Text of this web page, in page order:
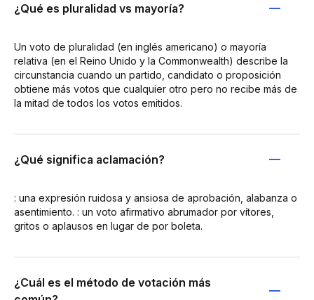
¿Qué es pluralidad vs mayoría?
Un voto de pluralidad (en inglés americano) o mayoría
relativa (en el Reino Unido y la Commonwealth) describe la
circunstancia cuando un partido, candidato o proposición
obtiene más votos que cualquier otro pero no recibe más de
la mitad de todos los votos emitidos.
¿Qué significa aclamación?
: una expresión ruidosa y ansiosa de aprobación, alabanza o
asentimiento. : un voto afirmativo abrumador por vítores,
gritos o aplausos en lugar de por boleta.
¿Cuál es el método de votación más